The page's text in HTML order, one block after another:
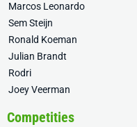
Marcos Leonardo
Sem Steijn
Ronald Koeman
Julian Brandt
Rodri
Joey Veerman
Competities